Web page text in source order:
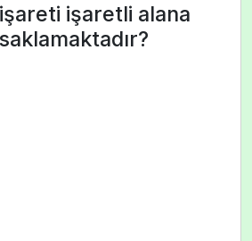
işaretli alana